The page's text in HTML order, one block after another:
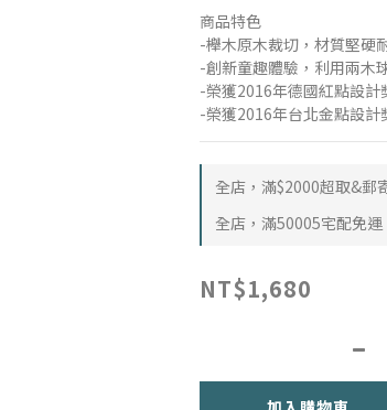
商品特色
-櫸木原木裁切，材質堅硬
-創新童趣體驗，利用兩木
-榮獲2016年德國紅點設計
-榮獲2016年台北金點設計
全店，滿$2000超取&郵
全店，滿50005宅配免運
NT$1,680